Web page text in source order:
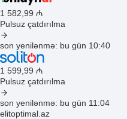
1 582 ,99 ₼
Pulsuz çatdırılma
son yenilənmə: bu gün 10:40
1 599 ,99 ₼
Pulsuz çatdırılma
son yenilənmə: bu gün 11:04
elitoptimal.az